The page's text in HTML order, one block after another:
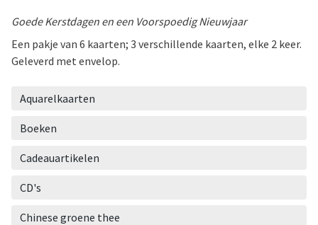
Aquarelkaarten
Boeken
Cadeauartikelen
CD's
Chinese groene thee
Goede Kerstdagen en een Voorspoedig Nieuwjaar
Een pakje van 6 kaarten; 3 verschillende kaarten, elke 2 keer.
Geleverd met envelop.